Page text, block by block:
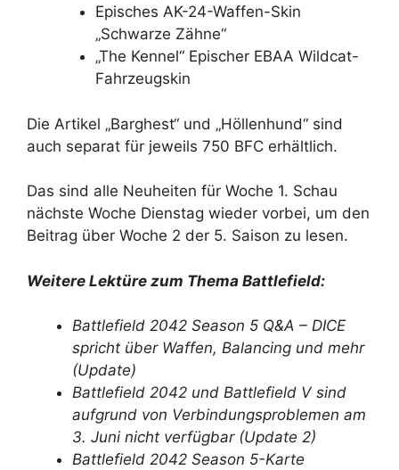
Episches AK-24-Waffen-Skin
„Schwarze Zähne“
„The Kennel“ Epischer EBAA Wildcat-
Fahrzeugskin
Die Artikel „Barghest“ und „Höllenhund“ sind
auch separat für jeweils 750 BFC erhältlich.
Das sind alle Neuheiten für Woche 1. Schau
nächste Woche Dienstag wieder vorbei, um den
Beitrag über Woche 2 der 5. Saison zu lesen.
Weitere Lektüre zum Thema Battlefield:
Battlefield 2042 Season 5 Q&A – DICE
spricht über Waffen, Balancing und mehr
(Update)
Battlefield 2042 und Battlefield V sind
aufgrund von Verbindungsproblemen am
3. Juni nicht verfügbar (Update 2)
Battlefield 2042 Season 5-Karte